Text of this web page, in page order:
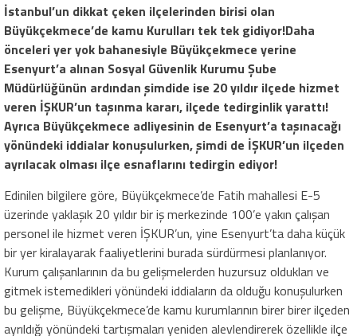
İstanbul’un dikkat çeken ilçelerinden birisi olan
Büyükçekmece’de kamu Kurulları tek tek gidiyor!Daha
önceleri yer yok bahanesiyle Büyükçekmece yerine
Esenyurt’a alınan Sosyal Güvenlik Kurumu Şube
Müdürlüğünün ardından şimdide ise 20 yıldır ilçede hizmet
veren İŞKUR’un taşınma kararı, ilçede tedirginlik yarattı!
Ayrıca Büyükçekmece adliyesinin de Esenyurt’a taşınacağı
yönündeki iddialar konuşulurken, şimdi de İŞKUR’un ilçeden
ayrılacak olması ilçe esnaflarını tedirgin ediyor!
Edinilen bilgilere göre, Büyükçekmece’de Fatih mahallesi E-5
üzerinde yaklaşık 20 yıldır bir iş merkezinde 100’e yakın çalışan
personel ile hizmet veren İŞKUR’un, yine Esenyurt’ta daha küçük
bir yer kiralayarak faaliyetlerini burada sürdürmesi planlanıyor.
Kurum çalışanlarının da bu gelişmelerden huzursuz oldukları ve
gitmek istemedikleri yönündeki iddiaların da olduğu konuşulurken
bu gelişme, Büyükçekmece’de kamu kurumlarının birer birer ilçeden
ayrıldığı yönündeki tartışmaları yeniden alevlendirerek özellikle ilçe